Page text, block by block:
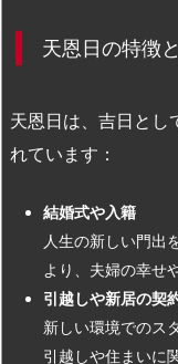
天恩日の特徴
天恩日は、吉日とし
れています：
結婚式や入籍
人生の新しい門出
より、夫婦の幸せ
引越しや新居の契
新しい環境でのス
引越しや住まいに